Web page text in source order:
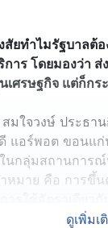
ยทำไมรัฐบาลต้
าร โดยมองว่า
ศรษฐกิจ แต่ก็กร
มใจวงษ์ ประธ
แอร์พอต ขอนแ
นกลุ่มสถานการ
หมาย คือ การขึ้
กเกิน 50 ห้องขึ้น
ดูเพิ่มเ